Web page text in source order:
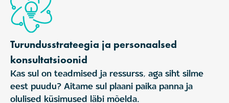
Turundusstrateegia ja personaalsed
konsultatsioonid
Kas sul on teadmised ja ressurss, aga siht silme
eest puudu? Aitame sul plaani paika panna ja
olulised küsimused läbi mõelda.